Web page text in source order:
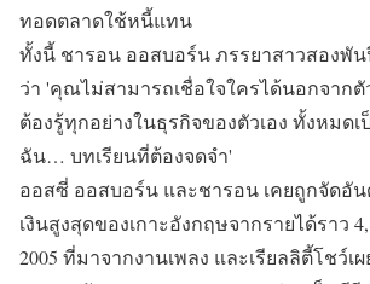
ทอดตลาดใช้หนี้แทน
ทั้งนี้ ชารอน ออสบอร์น ภรรยาสาวสองพัน
ว่า 'คุณไม่สามารถเชื่อใจใครได้นอกจากตั
ต้องรู้ทุกอย่างในธุรกิจของตัวเอง ทั้งหมด
ฉัน… บทเรียนที่ต้องจดจำ'
ออสซี่ ออสบอร์น และชารอน เคยถูกจัดอั
เงินสูงสุดของเกาะอังกฤษจากรายได้ราว
2005 ที่มาจากงานเพลง และเรียลลิตี้โชว์เ